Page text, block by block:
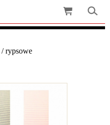
/rypsowe